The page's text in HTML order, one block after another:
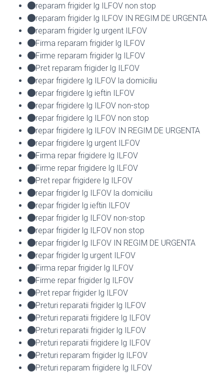
reparam frigider lg ILFOV non stop
reparam frigider lg ILFOV IN REGIM DE URGENTA
reparam frigider lg urgent ILFOV
Firma reparam frigider lg ILFOV
Firme reparam frigider lg ILFOV
Pret reparam frigider lg ILFOV
repar frigidere lg ILFOV la domiciliu
repar frigidere lg ieftin ILFOV
repar frigidere lg ILFOV non-stop
repar frigidere lg ILFOV non stop
repar frigidere lg ILFOV IN REGIM DE URGENTA
repar frigidere lg urgent ILFOV
Firma repar frigidere lg ILFOV
Firme repar frigidere lg ILFOV
Pret repar frigidere lg ILFOV
repar frigider lg ILFOV la domiciliu
repar frigider lg ieftin ILFOV
repar frigider lg ILFOV non-stop
repar frigider lg ILFOV non stop
repar frigider lg ILFOV IN REGIM DE URGENTA
repar frigider lg urgent ILFOV
Firma repar frigider lg ILFOV
Firme repar frigider lg ILFOV
Pret repar frigider lg ILFOV
Preturi reparatii frigider lg ILFOV
Preturi reparatii frigidere lg ILFOV
Preturi reparatii frigider lg ILFOV
Preturi reparatii frigidere lg ILFOV
Preturi reparam frigider lg ILFOV
Preturi reparam frigidere lg ILFOV